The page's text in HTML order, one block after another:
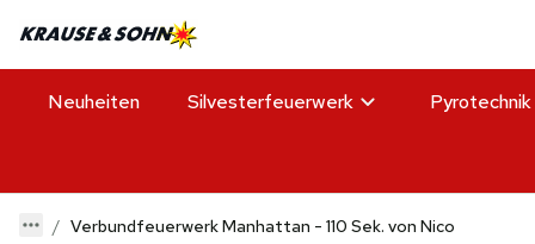
Neuheiten Silvesterfeuerwerk Pyrotechnik
Verbundfeuerwerk Manhattan - 110 Sek. von Nico